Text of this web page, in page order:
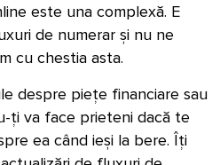
este una complexă. E
de numerar și nu ne
cu chestia asta.
despre piețe financiare sau
ți va face prieteni dacă te
ea când ieși la bere. Îți